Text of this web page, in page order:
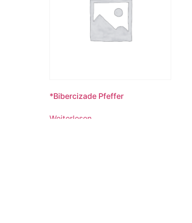
*Bibercizade Pfeffer
Weiterlesen